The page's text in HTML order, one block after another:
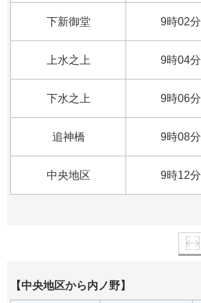
下新御堂 9時02分
上水之上 9時04分
下水之上 9時06分
追神橋 9時08分
中央地区 9時12分
【中央地区から内ノ野】